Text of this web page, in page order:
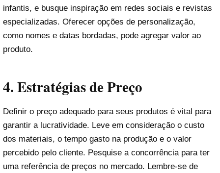
infantis, e busque inspiração em redes sociais e revistas
especializadas. Oferecer opções de personalização,
como nomes e datas bordadas, pode agregar valor ao
produto.
4.Estratégias de Preço
Definir o preço adequado para seus produtos é vital para
garantir a lucratividade. Leve em consideração o custo
dos materiais, o tempo gasto na produção e o valor
percebido pelo cliente. Pesquise a concorrência para ter
uma referência de preços no mercado. Lembre-se de